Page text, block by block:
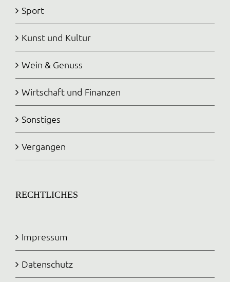
Sport
Kunst und Kultur
Wein & Genuss
Wirtschaft und Finanzen
Sonstiges
Vergangen
RECHTLICHES
Impressum
Datenschutz